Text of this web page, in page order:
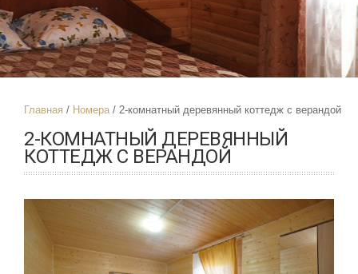
Главная Номера 2-комнатный деревянный коттедж с верандой
2-КОМНАТНЫЙ ДЕРЕВЯННЫЙ
КОТТЕДЖ С ВЕРАНДОЙ